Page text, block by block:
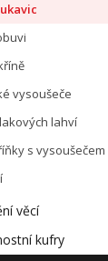
vysoušeče
lahví
s vysoušečem
věcí
kufry